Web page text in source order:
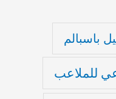
باسبالم
للملاعب